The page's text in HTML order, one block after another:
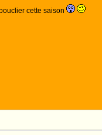
cette saison